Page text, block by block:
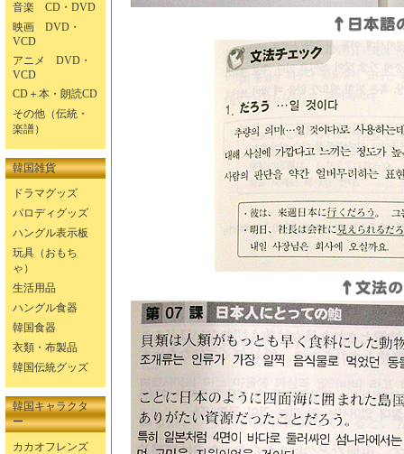
音楽 CD・DVD
映画 DVD・
VCD
アニメ DVD・
VCD
CD＋本・朗読CD
その他（伝統・
楽譜）
韓国雑貨
ドラマグッズ
パロディグッズ
ハングル表示板
玩具（おもち
ゃ）
生活用品
ハングル食器
韓国食器
衣類・布製品
韓国伝統グッズ
韓国キャラクタ
ー
カカオフレンズ